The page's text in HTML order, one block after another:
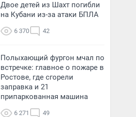
Двое детей из Шахт погибли
на Кубани из-за атаки БПЛА
6 370 42
Полыхающий фургон мчал по
встречке: главное о пожаре в
Ростове, где сгорели
заправка и 21
припаркованная машина
6 271 49